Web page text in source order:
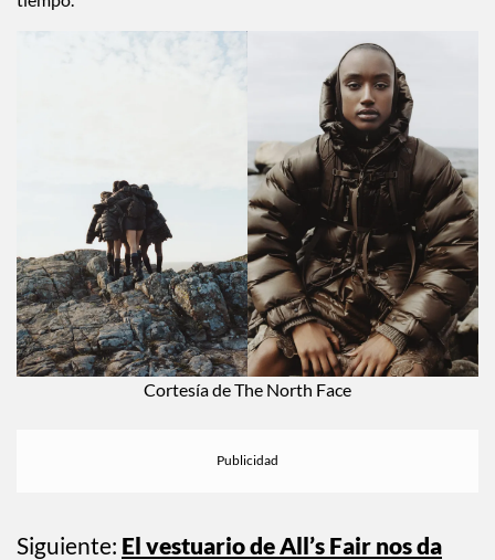
con intención, con siluetas que fluyen, telas que protegen y
detalles que se sienten casi poéticos. En pocas palabras, es el
tipo de ropa que te hace sentir libre, fuerte y linda al mismo